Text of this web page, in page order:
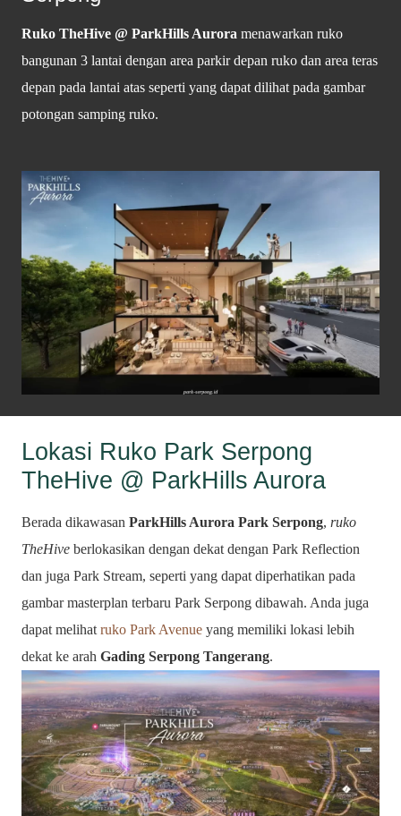
Ruko TheHive @ ParkHills Aurora menawarkan ruko
bangunan 3 lantai dengan area parkir depan ruko dan area teras
depan pada lantai atas seperti yang dapat dilihat pada gambar
potongan samping ruko.
Lokasi Ruko Park Serpong
TheHive @ ParkHills Aurora
Berada dikawasan ParkHills Aurora Park Serpong, ruko
TheHive berlokasikan dengan dekat dengan Park Reflection
dan juga Park Stream, seperti yang dapat diperhatikan pada
gambar masterplan terbaru Park Serpong dibawah. Anda juga
dapat melihat ruko Park Avenue yang memiliki lokasi lebih
dekat ke arah Gading Serpong Tangerang.